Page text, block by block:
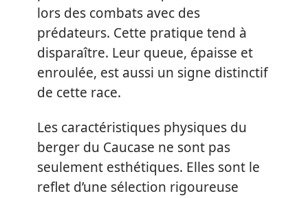
lors des combats avec des
prédateurs. Cette pratique tend à
disparaître. Leur queue, épaisse et
enroulée, est aussi un signe distinctif
de cette race.
Les caractéristiques physiques du
berger du Caucase ne sont pas
seulement esthétiques. Elles sont le
reflet d’une sélection rigoureuse